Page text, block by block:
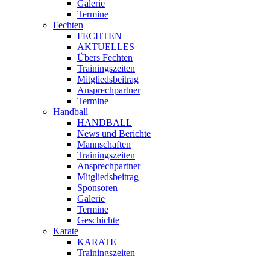
Galerie
Termine
Fechten
FECHTEN
AKTUELLES
Übers Fechten
Trainingszeiten
Mitgliedsbeitrag
Ansprechpartner
Termine
Handball
HANDBALL
News und Berichte
Mannschaften
Trainingszeiten
Ansprechpartner
Mitgliedsbeitrag
Sponsoren
Galerie
Termine
Geschichte
Karate
KARATE
Trainingszeiten